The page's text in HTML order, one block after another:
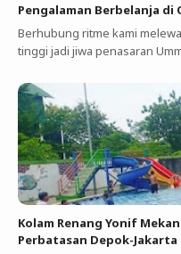
Pengalaman Berbelanja di
Berhubung ritme kami
tinggi jadi jiwa penasaran
Kolam Renang Yonif
Perbatasan Depok-Jakarta